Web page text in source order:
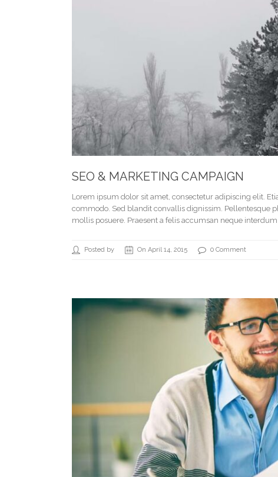
SEO & MARKETING CAMPAIGN
Lorem ipsum dolor sit amet, consectetur adipiscing elit.
commodo. Sed blandit convallis dignissim. Pellentesque
mollis posuere. Praesent a felis accumsan neque
Posted by On April 14, 2015 0 Comment